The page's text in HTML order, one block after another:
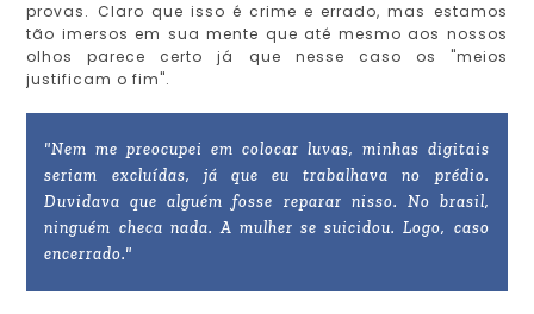
provas. Claro que isso é crime e errado, mas estamos
tão imersos em sua mente que até mesmo aos nossos
olhos parece certo já que nesse caso os "meios
justificam o fim".
"Nem me preocupei em colocar luvas, minhas digitais
seriam excluídas, já que eu trabalhava no prédio.
Duvidava que alguém fosse reparar nisso. No brasil,
ninguém checa nada. A mulher se suicidou. Logo, caso
encerrado."